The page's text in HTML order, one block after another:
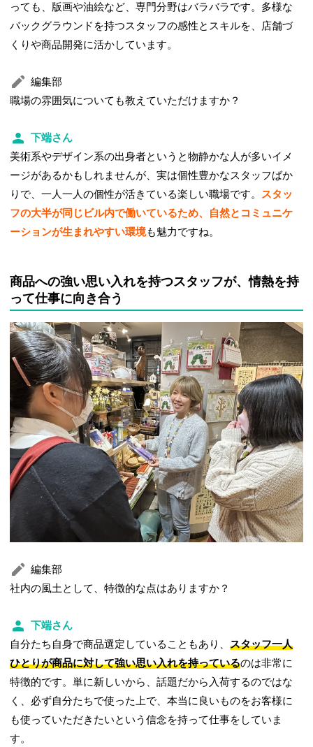
っても、版画や油絵など、専門分野はバラバラです。多様な
バックグラウンドを持つスタッフの感性とスキルを、店舗づ
くりや商品開発に活かしています。
編集部
職場の雰囲気についても教えていただけますか？
下端さん
美術系やデザイン系の出身者というと物静かな人が多いイメ
ージがあるかもしれませんが、実は個性豊かなスタッフばか
りで、一人一人の個性が活きている楽しい職場です。
スタッ
フの大半が同じビル内で働いているため、自然とコミュニケ
ーションが生まれやすい環境も魅力ですね。
商品への強い思い入れを持つスタッフが、情熱を持
って仕事に向き合う
編集部
社内の風土として、特徴的な点はありますか？
下端さん
自分たち自身で商品選定していることもあり、スタッフ一人
ひとりが商品に対して強い思い入れを持っているのは非常に
特徴的です。単に新しいから、話題だから入荷するのではな
く、必ず自分たちで使った上で、本当に良いものをお客様に
も使っていただきたいという信念を持って仕事をしていま
す。